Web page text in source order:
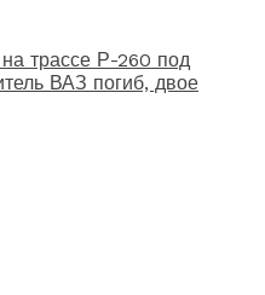
трассе Р-260 под
ВАЗ погиб, двое